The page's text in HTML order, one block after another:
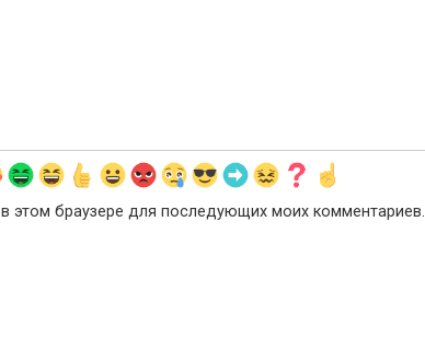
этом браузере для последующих моих комментариев.